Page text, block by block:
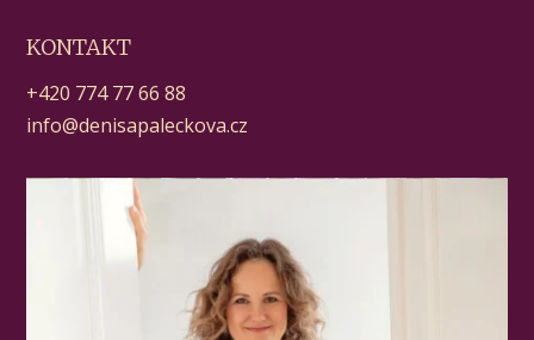
KONTAKT
+420 774 77 66 88
info@denisapaleckova.cz